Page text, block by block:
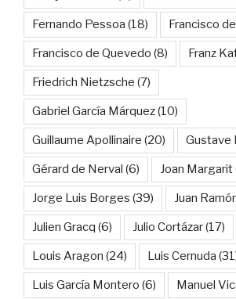
Fernando Pessoa (18) Francisco
Francisco de Quevedo (8) Franz
Friedrich Nietzsche (7)
Gabriel García Márquez(10)
Guillaume Apollinaire (20) Gustave
Gérard de Nerval (6) Joan Margarit
Jorge Luis Borges (39) Juan
Julien Gracq (6) Julio Cortázar(17)
Louis Aragon (24) Luis Cernuda
Luis García Montero (6) Manuel